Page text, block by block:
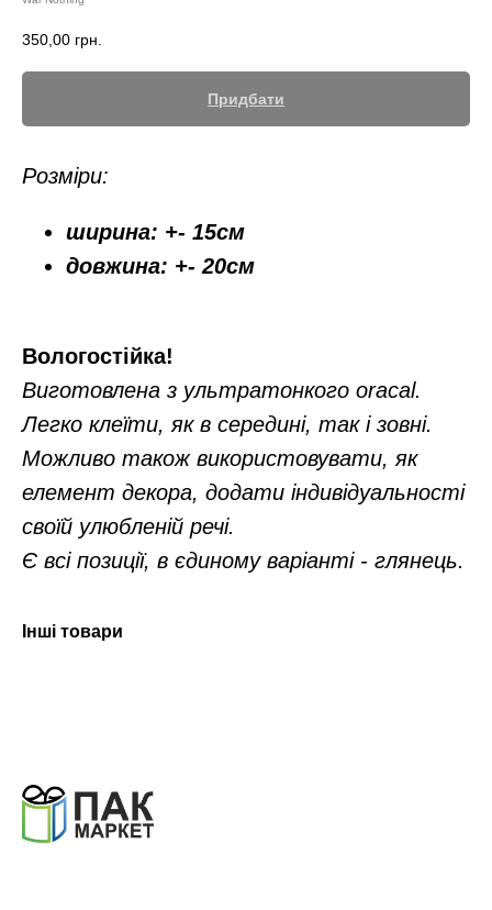
350,00 грн.
Придбати
Розміри:
ширина: +- 15см
довжина: +- 20см
Вологостійка!
Виготовлена з ультратонкого oracal.
Легко клеїти, як в середині, так і зовні.
Можливо також використовувати, як
елемент декора, додати індивідуальності
своїй улюбленій речі.
Є всі позиції, в єдиному варіанті - глянець.
Інші товари